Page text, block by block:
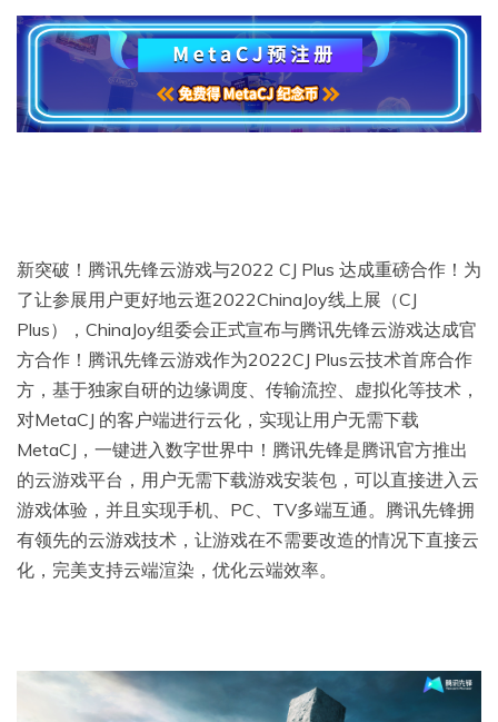
新突破！腾讯先锋云游戏与2022 CJ Plus 达成重磅合作！为
了让参展用户更好地云逛2022ChinaJoy线上展（CJ
Plus），ChinaJoy组委会正式宣布与腾讯先锋云游戏达成官
方合作！腾讯先锋云游戏作为2022CJ Plus云技术首席合作
方，基于独家自研的边缘调度、传输流控、虚拟化等技术，
对MetaCJ 的客户端进行云化，实现让用户无需下载
MetaCJ，一键进入数字世界中！腾讯先锋是腾讯官方推出
的云游戏平台，用户无需下载游戏安装包，可以直接进入云
游戏体验，并且实现手机、PC、TV多端互通。腾讯先锋拥
有领先的云游戏技术，让游戏在不需要改造的情况下直接云
化，完美支持云端渲染，优化云端效率。